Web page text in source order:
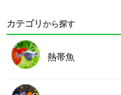
カテゴリから探す
熱帯魚